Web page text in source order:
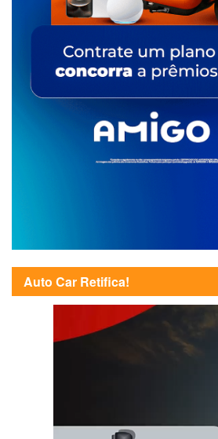
Auto Car Retifica!